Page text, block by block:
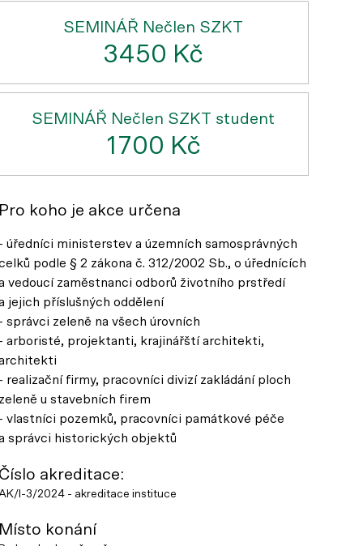
SEMINÁŘ Nečlen SZKT
3450 Kč
SEMINÁŘ Nečlen SZKT student
1700 Kč
Pro koho je akce určena
- úředníci ministerstev a územních samosprávných
podle § 2 zákona č. 312/2002 Sb., o úřednících
vedoucí zaměstnanci odborů životního prstředí
jejich příslušných oddělení
- správci zeleně na všech úrovních
- arboristé, projektanti, krajinářští architekti,
- realizační firmy, pracovníci divizí zakládání ploch
zeleně u stavebních firem
- vlastníci pozemků, pracovníci památkové péče
správci historických objektů
Číslo akreditace:
I-3/2024 - akreditace instituce
Místo konání